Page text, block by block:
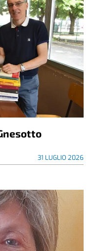
31 LUGLIO 2026